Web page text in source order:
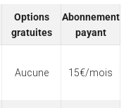
Options
gratuites
Abonnement
payant
Aucune 15€/mois